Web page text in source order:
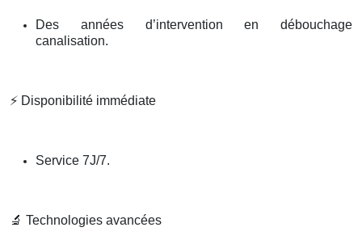
Des années d’intervention en débouchage
canalisation.
⚡ Disponibilité immédiate
Service 7J/7.
🔬 Technologies avancées